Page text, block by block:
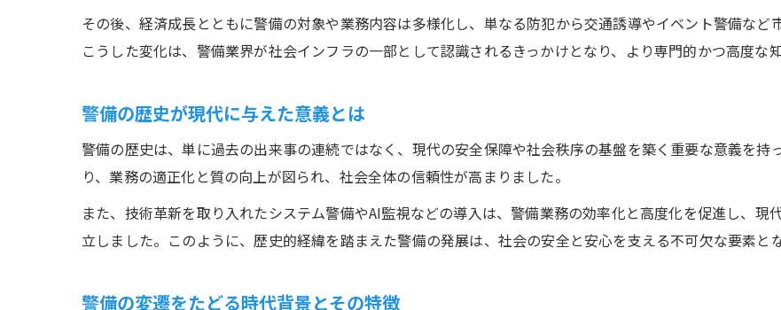
警備業法改正の歴史的背景と意味
警備業法改正の経緯と歴史を詳しく解説
警備の定義に影響した法改正のポイント
警備における技術革新の歴史と進化
その後、経済成長とともに警備の対象や業務内容は多様化し、単なる防犯から交通誘導やイベント警備など
こうした変化は、警備業界が社会インフラの一部として認識されるきっかけとなり、より専門的かつ高度な
警備の歴史が現代に与えた意義とは
警備の歴史は、単に過去の出来事の連続ではなく、現代の安全保障や社会秩序の基盤を築く重要な意義を持
り、業務の適正化と質の向上が図られ、社会全体の信頼性が高まりました。
また、技術革新を取り入れたシステム警備やAI監視などの導入は、警備業務の効率化と高度化を促進し、
立しました。このように、歴史的経緯を踏まえた警備の発展は、社会の安全と安心を支える不可欠な要素と
警備の変遷をたどる時代背景とその特徴